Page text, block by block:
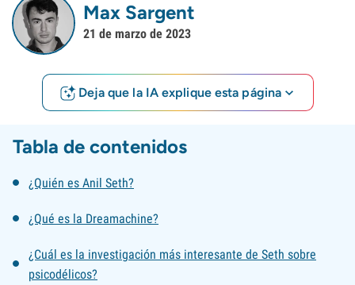
Max Sargent
21 de marzo de 2023
Deja que la IA explique esta página
Tabla de contenidos
¿Quién es Anil Seth?
¿Qué es la Dreamachine?
¿Cuál es la investigación más interesante de Seth sobre
psicodélicos?